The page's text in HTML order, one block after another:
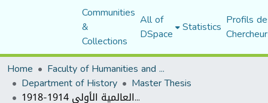
Communities
&
Collections
All of
DSpace Statistics Profils
Home
Faculty of Humanities and Social Sciences
Department of History Master Thesis
مساهمة الولايات المتحدة الأمريكية في الحرب العالمية الأولى 1914-1918